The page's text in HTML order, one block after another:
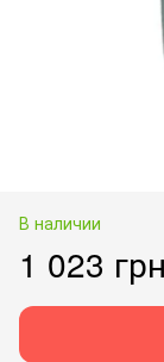
В наличии
1 023 грн